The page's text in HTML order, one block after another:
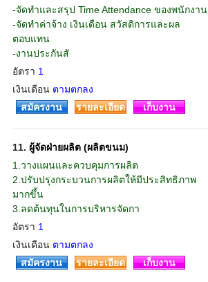
-จัดทำและสรุป Time Attendance ของพนักงาน
-จัดทำค่าจ้าง เงินเดือน สวัสดิการและผล
ตอบแทน
-งานประกันสั
อัตรา 1
เงินเดือน ตามตกลง
สมัครงาน รายละเอียด เก็บงาน
11. ผู้จัดฝ่ายผลิต (ผลิตขนม)
1.วางแผนและควบคุมการผลิต
2.ปรับปรุงกระบวนการผลิตให้มีประสิทธิภาพ
มากขึ้น
3.ลดต้นทุนในการบริหารจัดกา
อัตรา 1
เงินเดือน ตามตกลง
สมัครงาน รายละเอียด เก็บงาน